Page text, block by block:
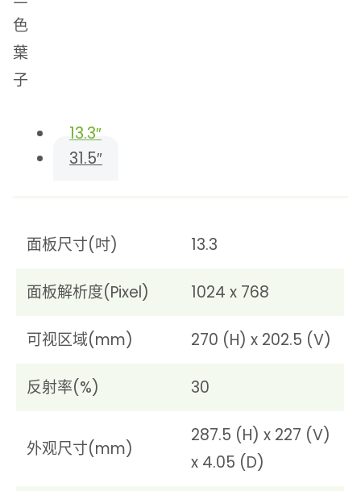
13.3″
31.5″
面板尺寸(吋) 13.3
面板解析度(Pixel) 1024 x 768
可视区域(mm) 270 (H) x 202.5 (V)
反射率(%) 30
外观尺寸(mm)
287.5 (H) x 227 (V)
x 4.05 (D)